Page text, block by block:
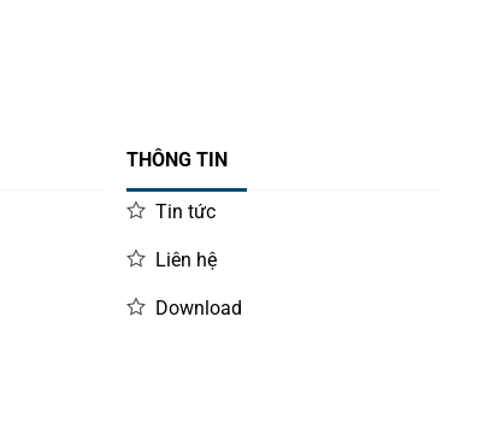
THÔNG TIN
Tin tức
Liên hệ
Download